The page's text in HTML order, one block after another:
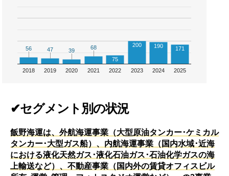
2018 2019 2020 2021 2022 2023 2024 2025
56
56 47
47 39
39 68
68
75
200 190 171
✔セグメント別の状況
飯野海運は、外航海運事業（大型原油タンカー･ケミカル
タンカー･大型ガス船）、内航海運事業（国内水域･近海
における液化天然ガス･液化石油ガス･石油化学ガスの海
上輸送など）、不動産事業（国内外の賃貸オフィスビル